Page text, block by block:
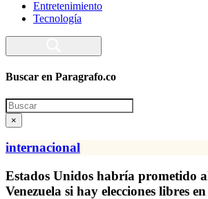
Entretenimiento
Tecnología
Buscar en Paragrafo.co
Search
×
internacional
Estados Unidos habría prometido
Venezuela si hay elecciones libres